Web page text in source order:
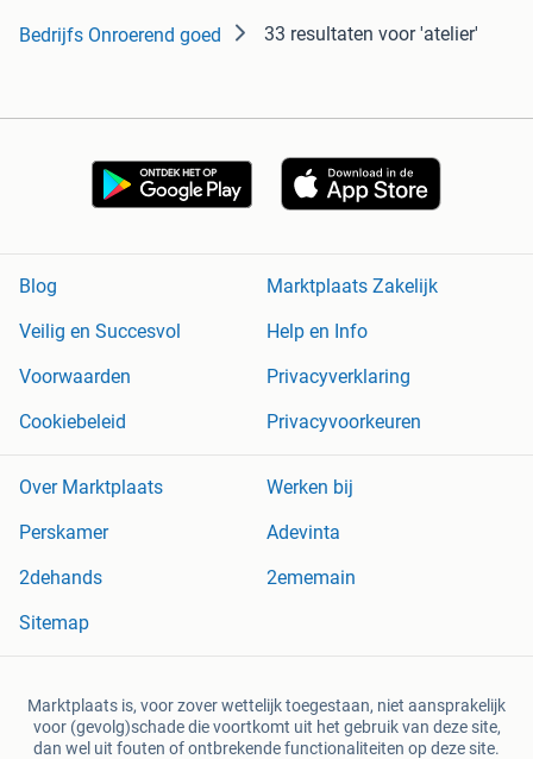
Bedrijfs Onroerend goed 33 resultaten voor 'atelier'
Blog
Marktplaats Zakelijk
Veilig en Succesvol
Help en Info
Voorwaarden
Privacyverklaring
Cookiebeleid
Privacyvoorkeuren
Over Marktplaats
Werken bij
Perskamer
Adevinta
2dehands
2ememain
Sitemap
Marktplaats is, voor zover wettelijk toegestaan, niet aansprakelijk
voor (gevolg)schade die voortkomt uit het gebruik van deze site,
dan wel uit fouten of ontbrekende functionaliteiten op deze site.